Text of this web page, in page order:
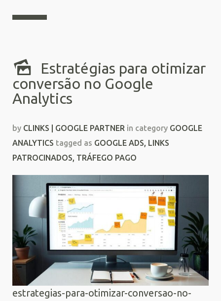
Estratégias para otimizar
conversão no Google
Analytics
by CLINKS | GOOGLE PARTNER in category GOOGLE
ANALYTICS tagged as GOOGLE ADS, LINKS
PATROCINADOS, TRÁFEGO PAGO
estrategias-para-otimizar-conversao-no-